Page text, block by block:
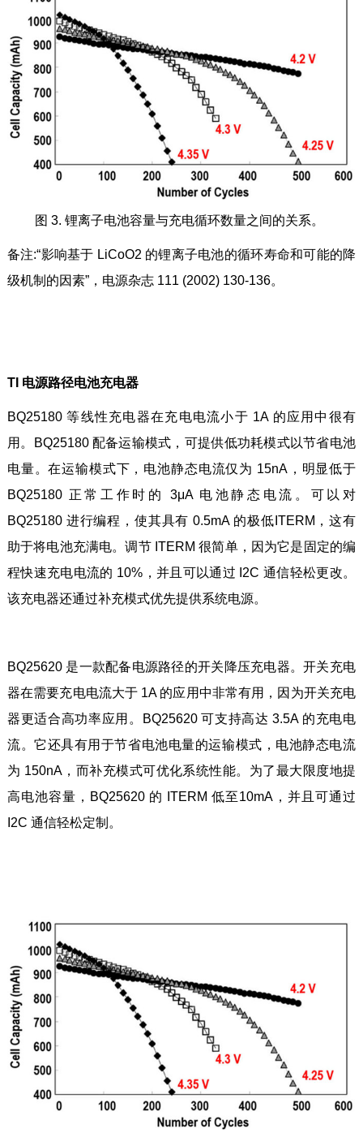
图 3. 锂离子电池容量与充电循环数量之间的关系。
备注:“影响基于 LiCoO2 的锂离子电池的循环寿命和可能的降
级机制的因素”，电源杂志 111 (2002) 130-136。
TI 电源路径电池充电器
BQ25180 等线性充电器在充电电流小于 1A 的应用中很有
用。BQ25180 配备运输模式，可提供低功耗模式以节省电池
电量。在运输模式下，电池静态电流仅为 15nA，明显低于
BQ25180 正常工作时的 3μA 电池静态电流。可以对
BQ25180 进行编程，使其具有 0.5mA 的极低ITERM，这有
助于将电池充满电。调节 ITERM 很简单，因为它是固定的编
程快速充电电流的 10%，并且可以通过 I2C 通信轻松更改。
该充电器还通过补充模式优先提供系统电源。
BQ25620 是一款配备电源路径的开关降压充电器。开关充电
器在需要充电电流大于 1A 的应用中非常有用，因为开关充电
器更适合高功率应用。BQ25620 可支持高达 3.5A 的充电电
流。它还具有用于节省电池电量的运输模式，电池静态电流
为 150nA，而补充模式可优化系统性能。为了最大限度地提
高电池容量，BQ25620 的 ITERM 低至10mA，并且可通过
I2C 通信轻松定制。